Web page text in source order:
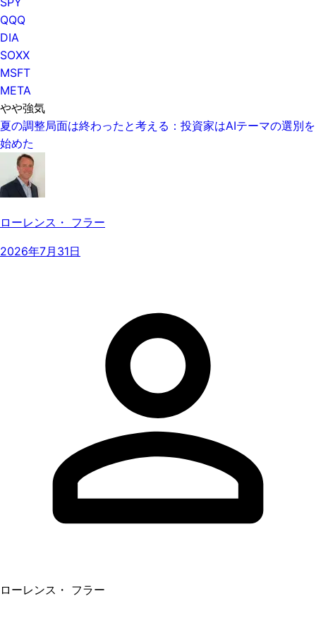
QQQ
DIA
SOXX
MSFT
META
やや強気
夏の調整局面は終わったと考える：投資家はAIテーマの選別を
始めた
ローレンス・ フラー
2026年7月31日
ローレンス・ フラー